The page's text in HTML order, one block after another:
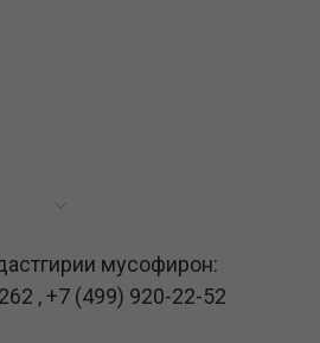
мусофирон:
,+7 (499) 920-22-52